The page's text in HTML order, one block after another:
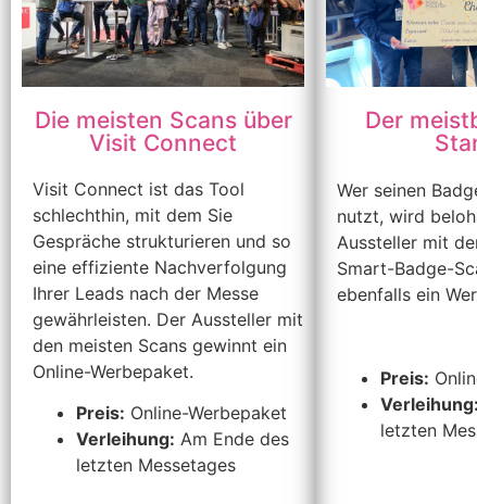
Die meisten Scans über
Visit Connect
Visit Connect ist das Tool
schlechthin, mit dem Sie
Gespräche strukturieren und so
eine effiziente Nachverfolgung
Ihrer Leads nach der Messe
gewährleisten. Der Aussteller mit
den meisten Scans gewinnt ein
Online-Werbepaket.
Preis: Online-Werbepaket
Verleihung: Am Ende des
letzten Messetages
Der
Wer seinen
nutzt, wird
Aussteller mit
Smart-Badge-
ebenfalls ein
Preis:
Verleihung:
letzten